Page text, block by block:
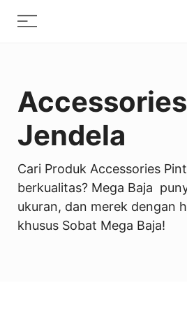
Menu
Jendela
Cari Produk Accessories
berkualitas? Mega Baja
ukuran, dan merek dengan
khusus Sobat Mega Baja!